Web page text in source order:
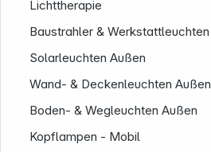
Lichttherapie
Baustrahler & Werkstattleuchten
Solarleuchten Außen
Wand- & Deckenleuchten Außen
Boden- & Wegleuchten Außen
Kopflampen - Mobil